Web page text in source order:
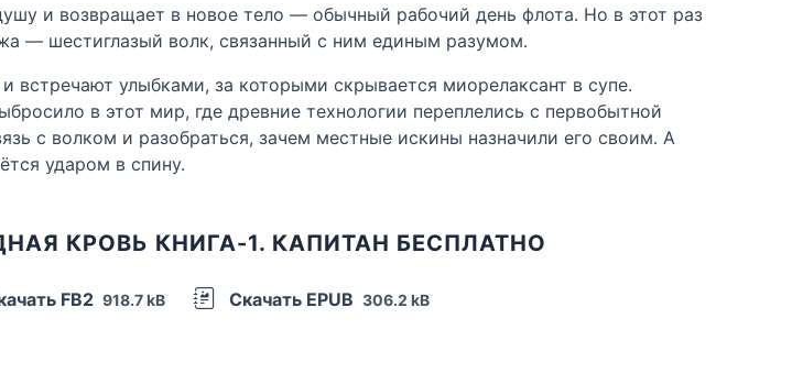
и возвращает в новое тело — обычный рабочий день флота. Но в этот раз
— шестиглазый волк, связанный с ним единым разумом.
улыбками, за которыми скрывается миорелаксант в супе.
в этот мир, где древние технологии переплелись с первобытной
с волком и разобраться, зачем местные искины назначили его своим. А
ударом в спину.
КРОВЬ КНИГА-1. КАПИТАН БЕСПЛАТНО
FB2 918.7 kB Скачать EPUB 306.2 kB